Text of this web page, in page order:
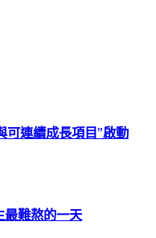
可連續成長項目”啟動
最難熬的一天